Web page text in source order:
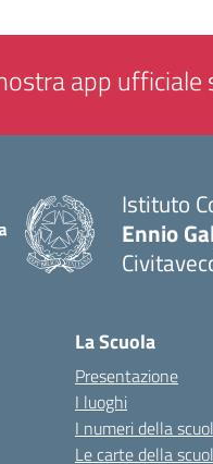
app ufficiale
Istituto
Ennio
La Scuola
Presentazione
I luoghi
I numeri della
Le carte della